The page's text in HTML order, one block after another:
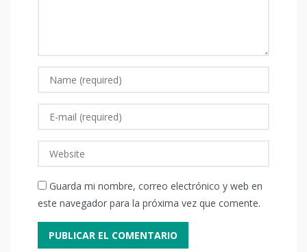
Guarda mi nombre, correo electrónico y web en
este navegador para la próxima vez que comente.